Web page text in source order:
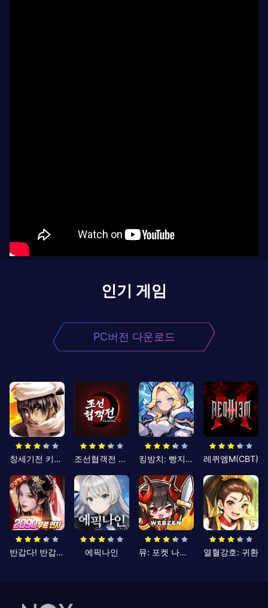
인기 게임
PC버전 다운로드
창세기전 키우기 조선협객전 클래식 킹방치: 빵지의 제왕 레퀴엠M(CBT)
반갑다! 반갑삼국지 에픽나인 뮤: 포켓 나이츠 열혈강호: 귀환